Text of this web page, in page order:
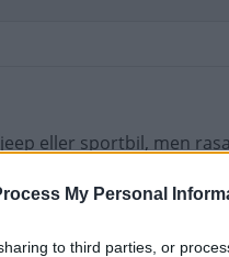
My Personal
to third parties, or
eller sportbil, men
lägre och priset högre,